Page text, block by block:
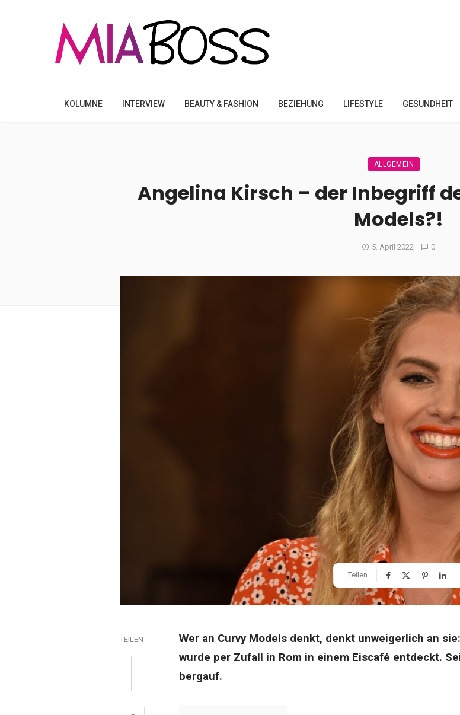
KOLUMNE INTERVIEW BEAUTY & FASHION BEZIEHUNG LIFESTYLE GESUNDHEIT
ALLGEMEIN
Angelina Kirsch – der Inbegriff
Models?!
5. April 2022 0
Teilen
TEILEN
Wer an Curvy Models denkt, denkt unweigerlich an
wurde per Zufall in Rom in einem Eiscafé entdeckt.
bergauf.